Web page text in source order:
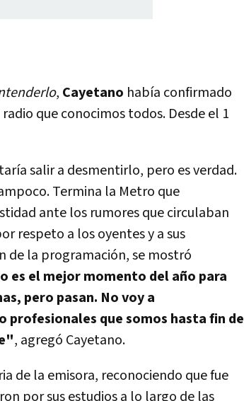
, Cayetano había confirmado
que conocimos todos. Desde el 1
salir a desmentirlo, pero es verdad.
Termina la Metro que
ante los rumores que circulaban
respeto a los oyentes y a sus
de la programación, se mostró
es el mejor momento del año para
pero pasan. No voy a
profesionales que somos hasta fin de
, agregó Cayetano.
de la emisora, reconociendo que fue
por sus estudios a lo largo de las